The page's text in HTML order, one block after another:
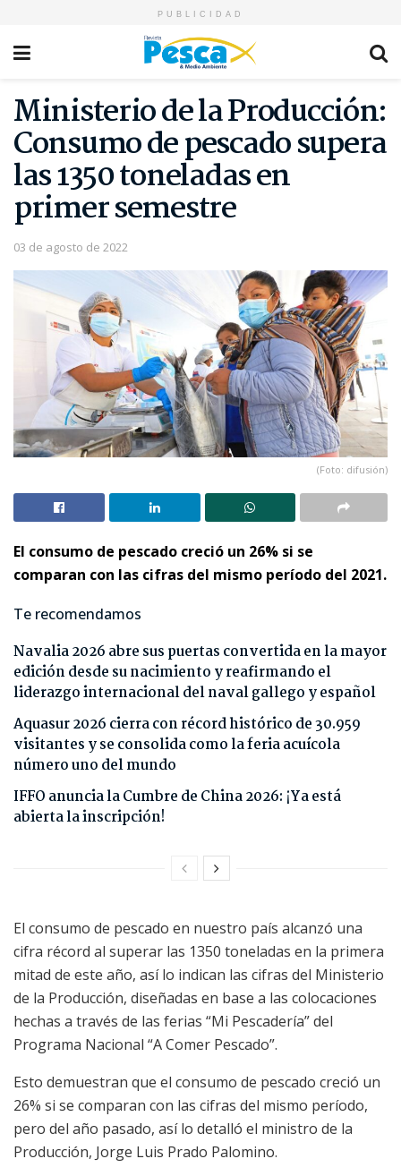
PUBLICIDAD
Ministerio de la Producción:
Consumo de pescado supera
las 1350 toneladas en
primer semestre
03 de agosto de 2022
(Foto: difusión)
El consumo de pescado creció un 26% si se
comparan con las cifras del mismo período del 2021.
Te recomendamos
Navalia 2026 abre sus puertas convertida en la mayor
edición desde su nacimiento y reafirmando el
liderazgo internacional del naval gallego y español
Aquasur 2026 cierra con récord histórico de 30.959
visitantes y se consolida como la feria acuícola
número uno del mundo
IFFO anuncia la Cumbre de China 2026: ¡Ya está
abierta la inscripción!
El consumo de pescado en nuestro país alcanzó una
cifra récord al superar las 1350 toneladas en la primera
mitad de este año, así lo indican las cifras del Ministerio
de la Producción, diseñadas en base a las colocaciones
hechas a través de las ferias “Mi Pescadería” del
Programa Nacional “A Comer Pescado”.
Esto demuestran que el consumo de pescado creció un
26% si se comparan con las cifras del mismo período,
pero del año pasado, así lo detalló el ministro de la
Producción, Jorge Luis Prado Palomino.